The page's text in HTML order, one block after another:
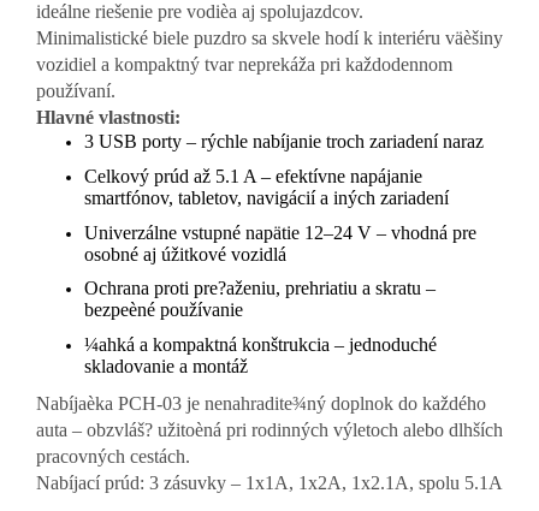
ideálne riešenie pre vodièa aj spolujazdcov.
Minimalistické biele puzdro sa skvele hodí k interiéru väèšiny
vozidiel a kompaktný tvar neprekáža pri každodennom
používaní.
Hlavné vlastnosti:
3 USB porty – rýchle nabíjanie troch zariadení naraz
Celkový prúd až 5.1 A – efektívne napájanie
smartfónov, tabletov, navigácií a iných zariadení
Univerzálne vstupné napätie 12–24 V – vhodná pre
osobné aj úžitkové vozidlá
Ochrana proti pre?aženiu, prehriatiu a skratu –
bezpeèné používanie
¼ahká a kompaktná konštrukcia – jednoduché
skladovanie a montáž
Nabíjaèka PCH-03 je nenahradite¾ný doplnok do každého
auta – obzvláš? užitoèná pri rodinných výletoch alebo dlhších
pracovných cestách.
Nabíjací prúd: 3 zásuvky – 1x1A, 1x2A, 1x2.1A, spolu 5.1A